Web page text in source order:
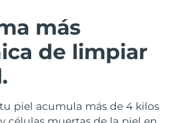
más
de limpiar
piel acumula más de 4 kilos
aging massage
toning
Entrega prevista
Entrega prevista09/08/2026
Entrega prevista14/08/2026